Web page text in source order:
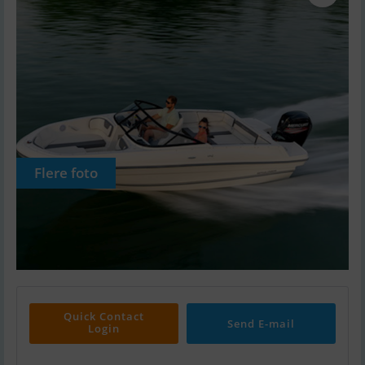
Flere foto
Quick Contact
Login
Send E-mail